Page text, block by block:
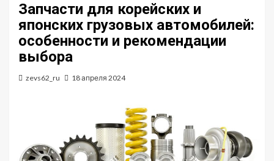
Запчасти для корейских и
японских грузовых автомобилей:
особенности и рекомендации
выбора
zevs62_ru 18 апреля 2024